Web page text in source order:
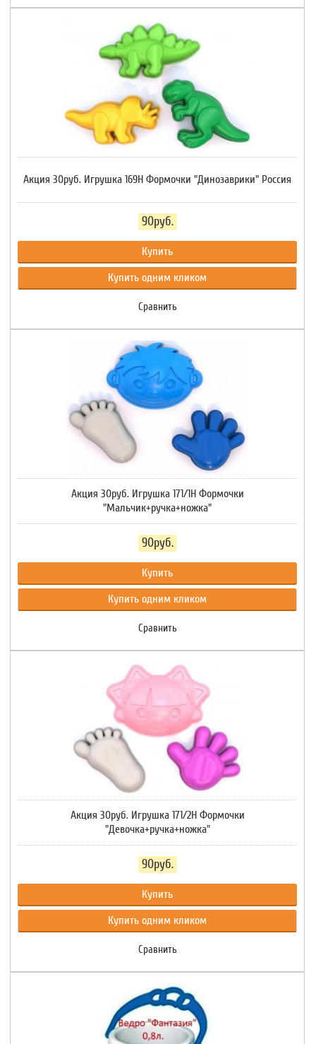
Акция 30руб. Игрушка 169Н Формочки "Динозаврики" Россия
90руб.
Купить
Купить одним кликом
Сравнить
Акция 30руб. Игрушка 171/1Н Формочки
"Мальчик+ручка+ножка"
90руб.
Купить
Купить одним кликом
Сравнить
Акция 30руб. Игрушка 171/2Н Формочки
"Девочка+ручка+ножка"
90руб.
Купить
Купить одним кликом
Сравнить